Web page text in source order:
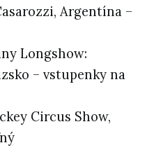
Argentína –
Longshow:
– vstupenky na
Circus Show,